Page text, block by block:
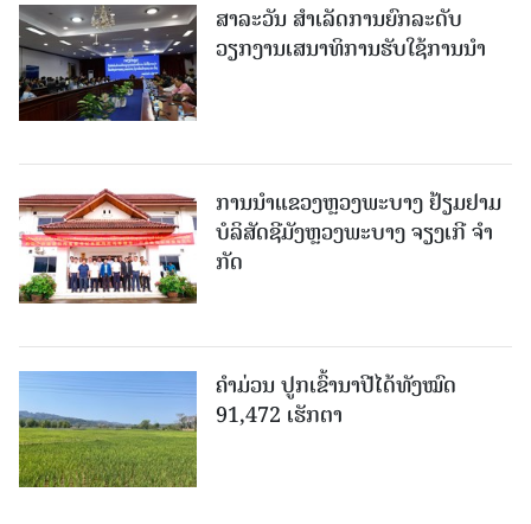
ສາລະວັນ ສໍາເລັດການຍົກລະດັບ
ວຽກງານເສນາທິການຮັບໃຊ້ການນໍາ
ການນຳແຂວງຫຼວງພະບາງ ຢ້ຽມ​ຢາມ
ບໍ​ລິ​ສັດຊີມັງຫຼວງພະບາງ ຈຽງເກີ ຈໍາ
ກັດ
ຄໍາມ່ວນ ປູກເຂົ້ານາປີໄດ້ທັງໝົດ
91,472 ເຮັກຕາ